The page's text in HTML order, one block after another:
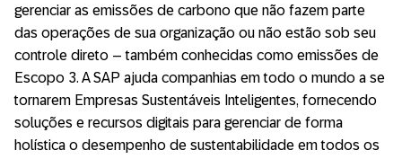
gerenciar as emissões de carbono que não fazem parte
das operações de sua organização ou não estão sob seu
controle direto – também conhecidas como emissões de
Escopo 3. A SAP ajuda companhias em todo o mundo a se
tornarem Empresas Sustentáveis Inteligentes, fornecendo
soluções e recursos digitais para gerenciar de forma
holística o desempenho de sustentabilidade em todos os